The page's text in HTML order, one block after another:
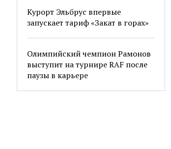
Курорт Эльбрус впервые
запускает тариф «Закат в горах»
Олимпийский чемпион Рамонов
выступит на турнире RAF после
паузы в карьере